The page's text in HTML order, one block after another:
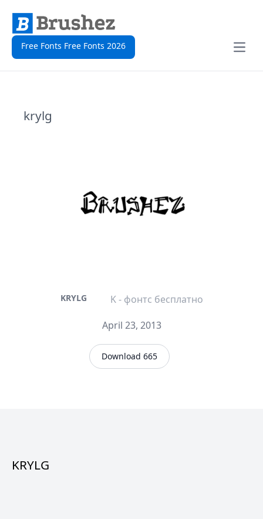
Free Fonts Free Fonts 2026
Open
krylg
KRYLG
K - фонтс бесплатно
April 23, 2013
Download 665
KRYLG